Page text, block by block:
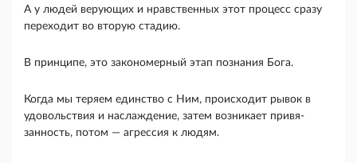
А у людей верующих и нравственных этот процесс сразу
переходит во вторую стадию.
В принципе, это закономерный этап познания Бога.
Когда мы теряем единство с Ним, происходит рывок в
удо­вольствия и наслаждение, затем возникает привя­
занность, потом — агрессия к людям.